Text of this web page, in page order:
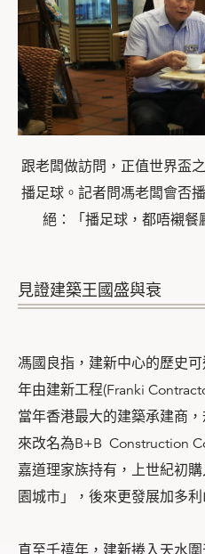
跟老闆做訪問，正值世界盃
播足球。記者問馮老闆會否
絕：「播足球，都唔襯餐
見證建築王國盛與衰
馮國良指，建新中心的歷史
年由建新工程(Franki
當年香港最大的建築承建商
來改名為B+B Construction
嘉道理家族持有，上世紀初
園城市」，後來更發展加多